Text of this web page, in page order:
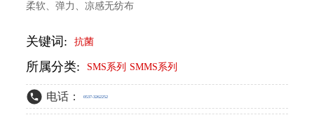
柔软、弹力、凉感无纺布
关键词: 抗菌
所属分类: SMS系列 SMMS系列
电话： 0537-3262252